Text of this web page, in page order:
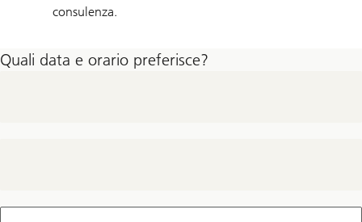
consulenza.
Quali data e orario preferisce?
Il mio n.